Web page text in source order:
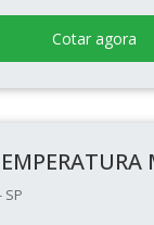
Cotar agora
SP